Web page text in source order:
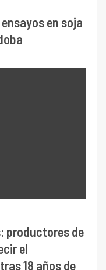
en soja
productores de
el
18 años de